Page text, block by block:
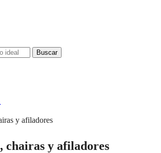
Buscar
y afiladores
chairas y afiladores